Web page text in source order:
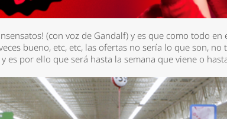
(con voz de Gandalf) y es que como todo
bueno, etc, etc, las ofertas no sería lo que son,
es por ello que será hasta la semana que viene o